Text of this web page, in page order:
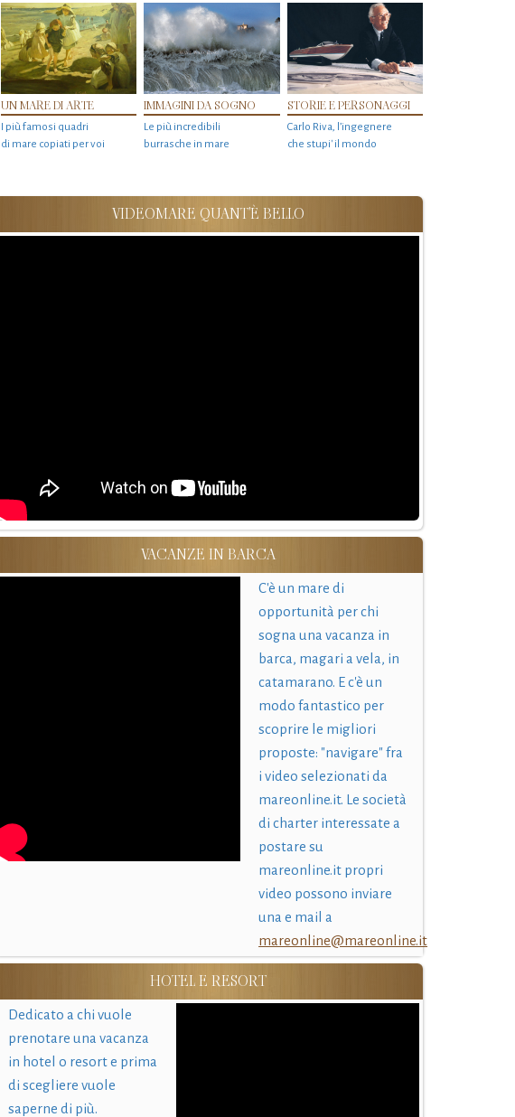
UN MARE DI ARTE
I più famosi quadri
di mare copiati per voi
IMMAGINI DA SOGNO
Le più incredibili
burrasche in mare
STORIE E PERSONAGGI
Carlo Riva, l’ingegnere
che stupi' il mondo
VIDEOMARE QUANT'È BELLO
VACANZE IN BARCA
C'è un mare di
opportunità per chi
sogna una vacanza in
barca, magari a vela, in
catamarano. E c'è un
modo fantastico per
scoprire le migliori
proposte: "navigare" fra
i video selezionati da
mareonline.it. Le società
di charter interessate a
postare su
mareonline.it propri
video possono inviare
una e mail a
mareonline@mareonline.it
HOTEL E RESORT
Dedicato a chi vuole
prenotare una vacanza
in hotel o resort e prima
di scegliere vuole
saperne di più.